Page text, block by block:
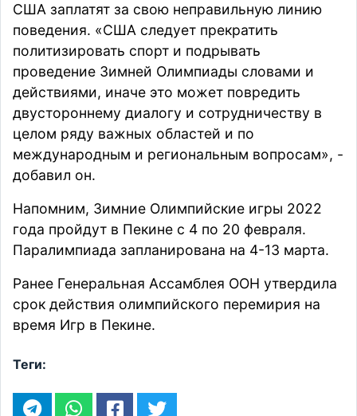
США заплатят за свою неправильную линию
поведения. «США следует прекратить
политизировать спорт и подрывать
проведение Зимней Олимпиады словами и
действиями, иначе это может повредить
двустороннему диалогу и сотрудничеству в
целом ряду важных областей и по
международным и региональным вопросам», -
добавил он.
Напомним, Зимние Олимпийские игры 2022
года пройдут в Пекине с 4 по 20 февраля.
Паралимпиада запланирована на 4-13 марта.
Ранее Генеральная Ассамблея ООН утвердила
срок действия олимпийского перемирия на
время Игр в Пекине.
Теги: